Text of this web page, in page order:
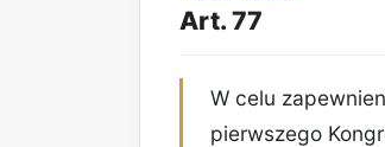
Art. 77
W celu
pierwszego